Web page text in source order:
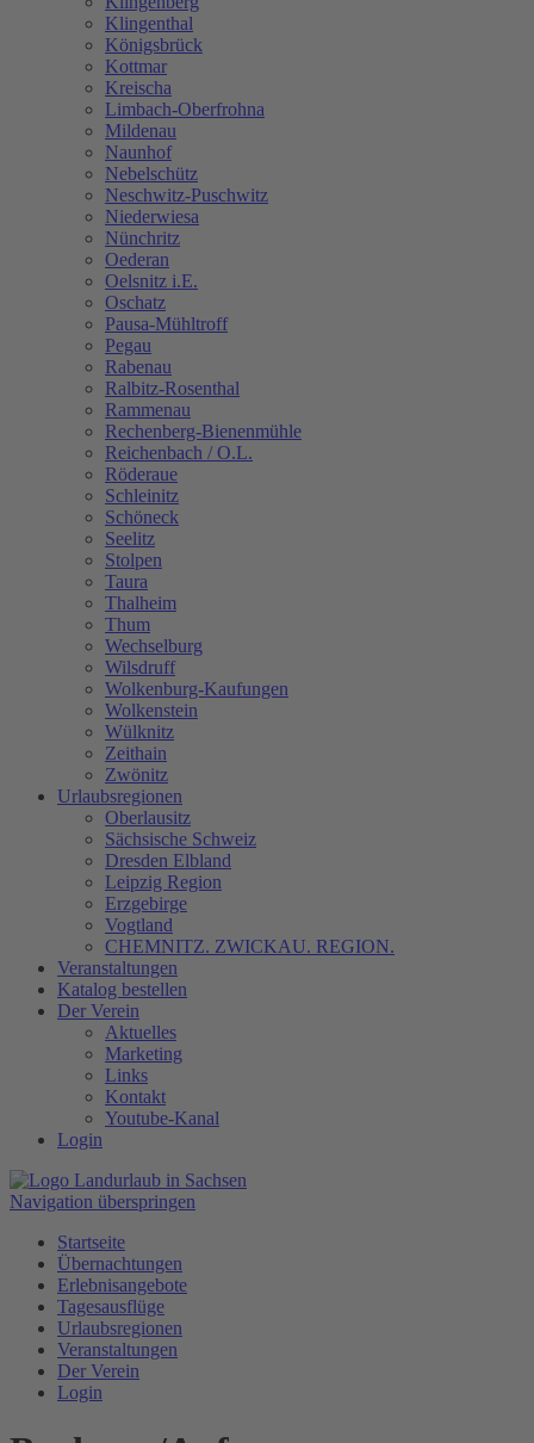
Klingenthal
Königsbrück
Kottmar
Kreischa
Limbach-Oberfrohna
Mildenau
Naunhof
Nebelschütz
Neschwitz-Puschwitz
Niederwiesa
Nünchritz
Oederan
Oelsnitz i.E.
Oschatz
Pausa-Mühltroff
Pegau
Rabenau
Ralbitz-Rosenthal
Rammenau
Rechenberg-Bienenmühle
Reichenbach / O.L.
Röderaue
Schleinitz
Schöneck
Seelitz
Stolpen
Taura
Thalheim
Thum
Wechselburg
Wilsdruff
Wolkenburg-Kaufungen
Wolkenstein
Wülknitz
Zeithain
Zwönitz
Urlaubsregionen
Oberlausitz
Sächsische Schweiz
Dresden Elbland
Leipzig Region
Erzgebirge
Vogtland
CHEMNITZ. ZWICKAU. REGION.
Veranstaltungen
Katalog bestellen
Der Verein
Aktuelles
Marketing
Links
Kontakt
Youtube-Kanal
Login
Navigation überspringen
Startseite
Übernachtungen
Erlebnisangebote
Tagesausflüge
Urlaubsregionen
Veranstaltungen
Der Verein
Login